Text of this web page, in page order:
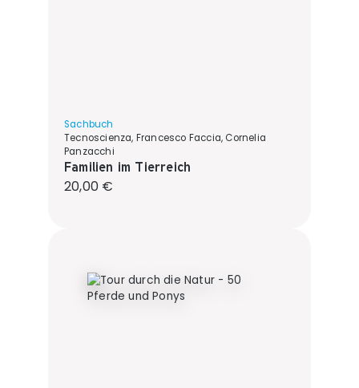
Sachbuch
Tecnoscienza, Francesco Faccia, Cornelia
Panzacchi
Familien im Tierreich
Regulärer Preis:
20,00 €